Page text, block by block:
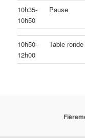
10h35-
10h50
Pause
10h50-
12h00
Table ronde